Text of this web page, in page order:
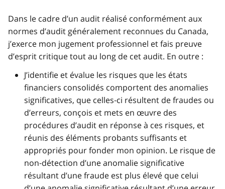
Dans le cadre d’un audit réalisé conformément aux
normes d’audit généralement reconnues du Canada,
j’exerce mon jugement professionnel et fais preuve
d’esprit critique tout au long de cet audit. En outre :
J’identifie et évalue les risques que les états
financiers consolidés comportent des anomalies
significatives, que celles‑ci résultent de fraudes ou
d’erreurs, conçois et mets en œuvre des
procédures d’audit en réponse à ces risques, et
réunis des éléments probants suffisants et
appropriés pour fonder mon opinion. Le risque de
non‑détection d’une anomalie significative
résultant d’une fraude est plus élevé que celui